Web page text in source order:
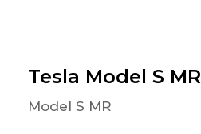
Tesla Model S MR
Model S MR